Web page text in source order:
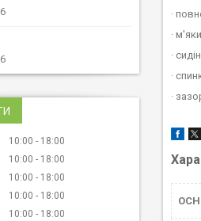
·
·
·
·
·
10:00
18:00
10:00
18:00
10:00
18:00
10:00
18:00
10:00
18:00